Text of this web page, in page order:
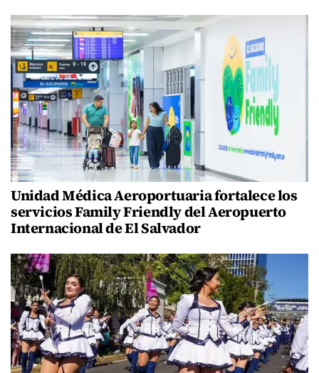
Unidad Médica Aeroportuaria fortalece los
servicios Family Friendly del Aeropuerto
Internacional de El Salvador